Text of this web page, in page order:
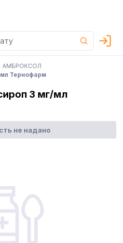
АМБРОКСОЛ
Тернофарм
3 мг/мл
не надано